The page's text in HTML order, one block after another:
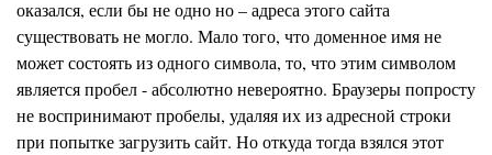
оказался, если бы не одно но – адреса этого сайта
существовать не могло. Мало того, что доменное имя не
может состоять из одного символа, то, что этим символом
является пробел - абсолютно невероятно. Браузеры попросту
не воспринимают пробелы, удаляя их из адресной строки
при попытке загрузить сайт. Но откуда тогда взялся этот